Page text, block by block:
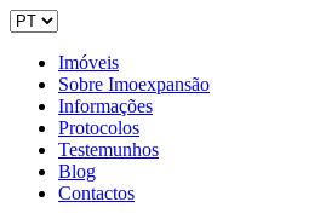
Imóveis
Sobre Imoexpansão
Informações
Protocolos
Testemunhos
Blog
Contactos